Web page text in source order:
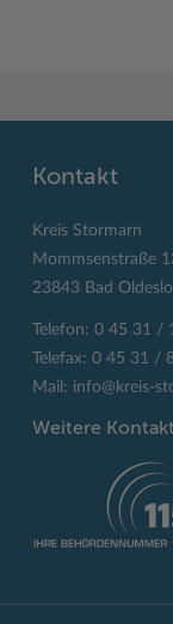
Kontakt
Kreis Stormarn
Mommsenstraße
23843 Bad
Telefon: 0 45 31 /
Telefax: 0 45 31 /
Mail: info@kreis-
Weitere